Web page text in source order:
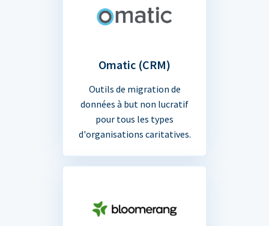
Omatic (CRM)
Outils de migration de
données à but non lucratif
pour tous les types
d'organisations caritatives.